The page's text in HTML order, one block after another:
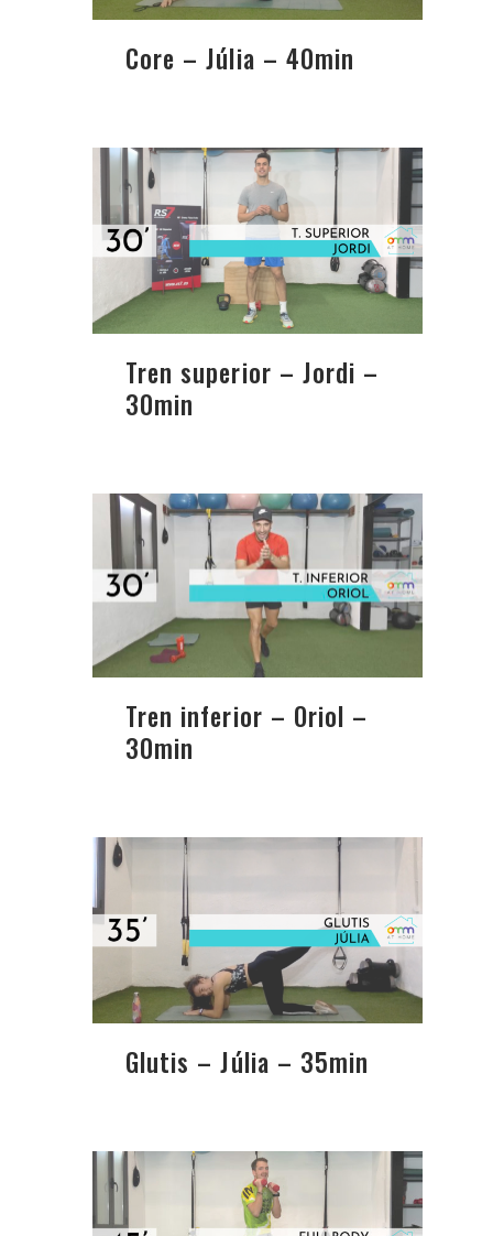
Core – Júlia – 40min
Tren superior – Jordi –
30min
Tren inferior – Oriol –
30min
Glutis – Júlia – 35min